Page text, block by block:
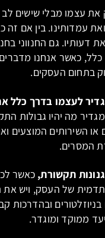
עצמו מבלי שישים לב
עמדותינו. בין אם זה
דעותיו. גם החנווני
כאשר אנחנו
בתחום העסקים.
לעצמו בדרך כלל
מה יהיו גבולות
השירותים המוצעים
המסרים.
תקשורת,כאשר
של העסק, ויש את
ובהדרכות
ממוקד ומוגדר.